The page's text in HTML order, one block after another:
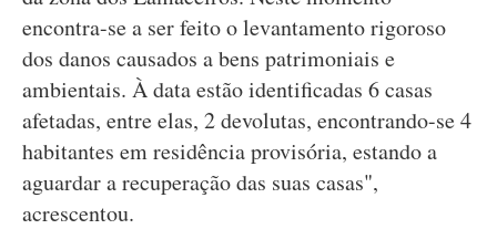
encontra-se a ser feito o levantamento rigoroso
dos danos causados a bens patrimoniais e
ambientais. À data estão identificadas 6 casas
afetadas, entre elas, 2 devolutas, encontrando-se 4
habitantes em residência provisória, estando a
aguardar a recuperação das suas casas",
acrescentou.